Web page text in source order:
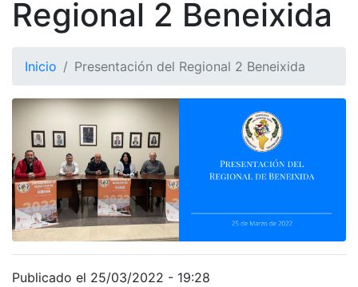
Regional 2 Beneixida
Inicio Presentación del Regional 2 Beneixida
Publicado el 25/03/2022 - 19:28